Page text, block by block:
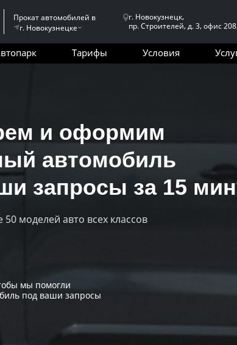
Прокат автомобилей в
г. Новокузнецке
г. Новокузнецк,
пр. Строителей, д. 3, офис
Тарифы Условия
и оформим
автомобиль
запросы за 15
моделей авто всех классов
мы помогли
под ваши запросы
форма не найдена.